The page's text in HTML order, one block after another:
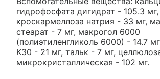
гидрофосфата дигидрат - 105.3 мг,
кроскармеллоза натрия - 33 мг,
стеарат - 7 мг, макрогол 6000
(полиэтиленгликоль 6000) - 14.7
K30 - 21 мг, тальк - 7 мг,
микрокристаллическая - 102 мг.